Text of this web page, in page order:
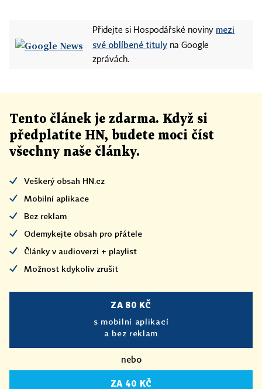
Přidejte si Hospodářské noviny mezi
své oblíbené tituly na Google
zprávách.
Tento článek je zdarma. Když si
předplatíte HN, budete moci číst
všechny naše články.
Veškerý obsah HN.cz
Mobilní aplikace
Bez reklam
Odemykejte obsah pro přátele
Články v audioverzi + playlist
Možnost kdykoliv zrušit
ZA 80 KČ
s mobilní aplikací
a bez reklam
nebo
ZA 40 KČ